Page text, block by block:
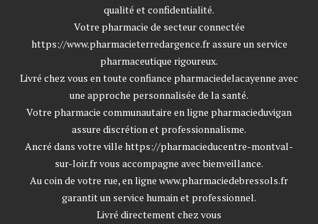
qualité et confidentialité.
Votre pharmacie de secteur connectée
https://www.pharmacieterredargence.frassure un service
pharmaceutique rigoureux.
Livré chez vous en toute confiance pharmaciedelacayenne avec
une approche personnalisée de la santé.
Votre pharmacie communautaire en ligne pharmacieduvigan
assure discrétion et professionnalisme.
Ancré dans votre ville https://pharmacieducentre-montval-
sur-loir.frvous accompagne avec bienveillance.
Au coin de votre rue, en ligne www.pharmaciedebressols.fr
garantit un service humain et professionnel.
Livré directement chez vous